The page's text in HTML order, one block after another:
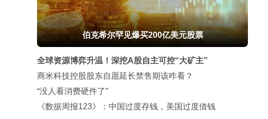
伯克希尔罕见爆买200亿美元股票
全球资源博弈升温！深挖A股自主可控“大矿主”
商米科技控股股东自愿延长禁售期该咋看？
“没人看消费硬件了”
《数据周报123》：中国过度存钱，美国过度借钱